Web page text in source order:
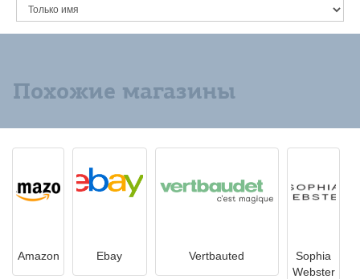
Похожие магазины
Amazon Ebay Vertbauted
Sophia
Webster